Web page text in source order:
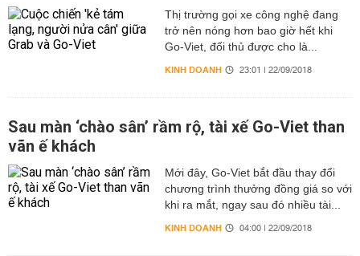
Thị trường gọi xe công nghệ đang
trở nên nóng hơn bao giờ hết khi
Go-Viet, đối thủ được cho là...
KINH DOANH 23:01 | 22/09/2018
Sau màn ‘chào sân’ rầm rộ, tài xế Go-Viet than
vãn ế khách
Mới đây, Go-Viet bắt đầu thay đổi
chương trình thưởng đồng giá so với
khi ra mắt, ngay sau đó nhiều tài...
KINH DOANH 04:00 | 22/09/2018